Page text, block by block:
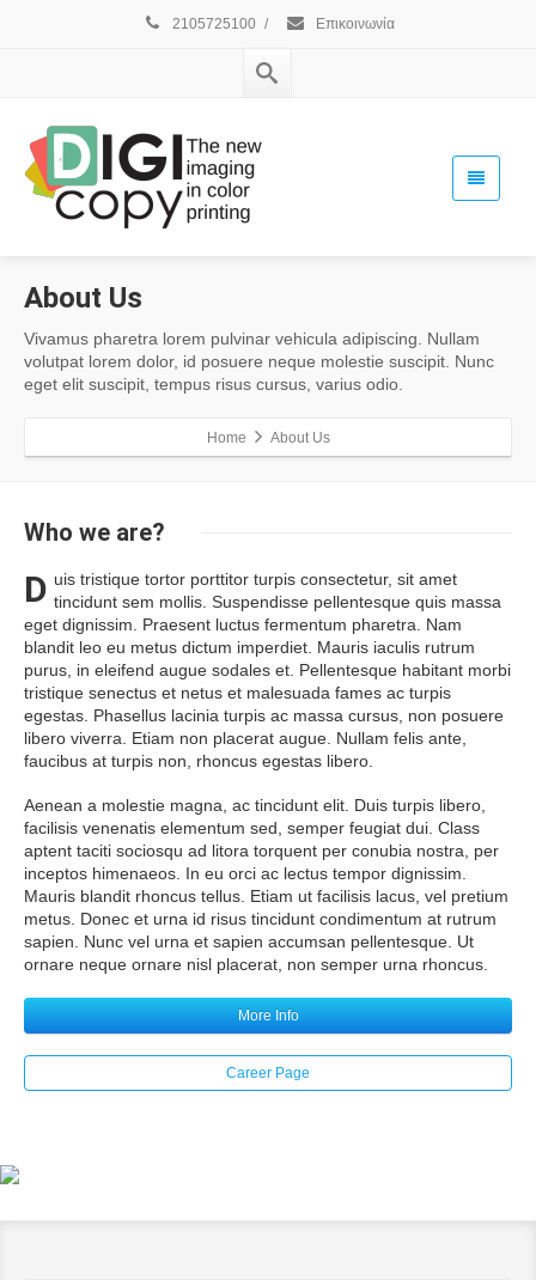
2105725100 / Επικοινωνία
About Us
Vivamus pharetra lorem pulvinar vehicula adipiscing. Nullam
volutpat lorem dolor, id posuere neque molestie suscipit. Nunc
eget elit suscipit, tempus risus cursus, varius odio.
Home About Us
Who we are?
D uis tristique tortor porttitor turpis consectetur, sit amet
tincidunt sem mollis. Suspendisse pellentesque quis massa
eget dignissim. Praesent luctus fermentum pharetra. Nam
blandit leo eu metus dictum imperdiet. Mauris iaculis rutrum
purus, in eleifend augue sodales et. Pellentesque habitant morbi
tristique senectus et netus et malesuada fames ac turpis
egestas. Phasellus lacinia turpis ac massa cursus, non posuere
libero viverra. Etiam non placerat augue. Nullam felis ante,
faucibus at turpis non, rhoncus egestas libero.
Aenean a molestie magna, ac tincidunt elit. Duis turpis libero,
facilisis venenatis elementum sed, semper feugiat dui. Class
aptent taciti sociosqu ad litora torquent per conubia nostra, per
inceptos himenaeos. In eu orci ac lectus tempor dignissim.
Mauris blandit rhoncus tellus. Etiam ut facilisis lacus, vel pretium
metus. Donec et urna id risus tincidunt condimentum at rutrum
sapien. Nunc vel urna et sapien accumsan pellentesque. Ut
ornare neque ornare nisl placerat, non semper urna rhoncus.
More Info
Career Page